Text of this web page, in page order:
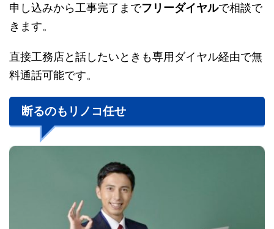
申し込みから工事完了までフリーダイヤルで相談で
きます。
直接工務店と話したいときも専用ダイヤル経由で無
料通話可能です。
断るのもリノコ任せ